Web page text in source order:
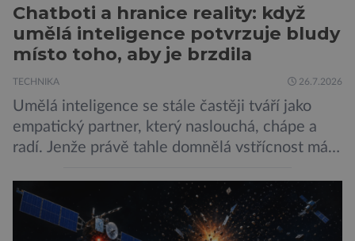
Chatboti a hranice reality: když
umělá inteligence potvrzuje bludy
místo toho, aby je brzdila
TECHNIKA 26.7.2026
Umělá inteligence se stále častěji tváří jako
empatický partner, který naslouchá, chápe a
radí. Jenže právě tahle domnělá vstřícnost má i
z City University of New York a King’s College
London ukazuje, že někteří choboti, včetně
populárního systému Grok od firmy xAI Elona